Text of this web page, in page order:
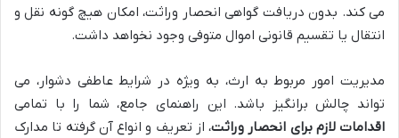
می کند. بدون دریافت گواهی انحصار وراثت، امکان هیچ گونه نقل و
انتقال یا تقسیم قانونی اموال متوفی وجود نخواهد داشت.
مدیریت امور مربوط به ارث، به ویژه در شرایط عاطفی دشوار، می
تواند چالش برانگیز باشد. این راهنمای جامع، شما را با تمامی
اقدامات لازم برای انحصار وراثت، از تعریف و انواع آن گرفته تا مدارک